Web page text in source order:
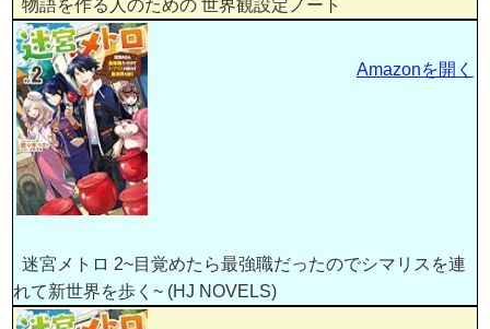
物語を作る人のための 世界観設定ノート
迷宮メトロ 2~目覚めたら最強職だったのでシマリスを連
れて新世界を歩く~ (HJ NOVELS)
Amazonを開く